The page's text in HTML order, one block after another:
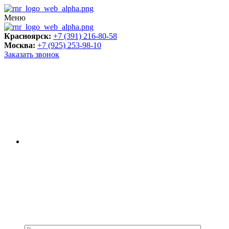
Меню
Красноярск: +7 (391) 216-80-58
Москва: +7 (925) 253-98-10
Заказать звонок